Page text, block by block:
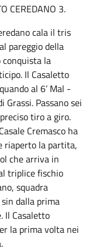
CEREDANO 3.
cala il tris
pareggio della
conquista la
Il Casaletto
al 6’ Mal -
Passano sei
tiro a giro.
Cremasco ha
riaperto la partita,
che arriva in
triplice fischio
squadra
dalla prima
Il Casaletto
la prima volta nei